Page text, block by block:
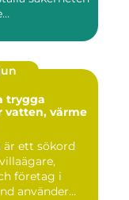
vatten, värme
är ett sökord
företag i
använder